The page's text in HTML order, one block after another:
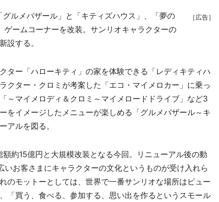
［広告］
ルメバザール」と「キティズハウス」、「夢の
ームコーナーを改装。サンリオキャラクターの
設する。
ー「ハローキティ」の家を体験できる「レディキティハ
クター・クロミが考案した「エコ・マイメロカー」に乗っ
～マイメロディ＆クロミ～マイメロードドライブ」など3
をイメージしたメニューが楽しめる「グルメバザール～キ
アルを図る。
15億円と大規模改装となる今回。リニューアル後の動
お客さまにキャラクターの文化というものが受け入れら
のモットーとしては、世界で一番サンリオな場所はピュー
「買う、食べる、参加する、思い出を作るというスモール